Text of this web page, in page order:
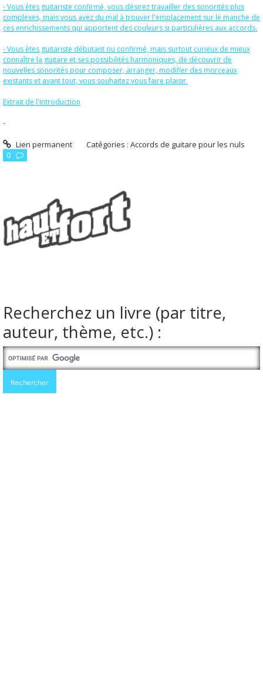
- Vous êtes guitariste confirmé, vous désirez travailler des sonorités plus
complexes, mais vous avez du mal à trouver l'emplacement sur le manche de
ces enrichissements qui apportent des couleurs si particulières aux accords.
- Vous êtes guitariste débutant ou confirmé, mais surtout curieux de mieux
connaître la guitare et ses possibilités harmoniques, de découvrir de
nouvelles sonorités pour composer, arranger, modifier des morceaux
existants et avant tout, vous souhaitez vous faire plaisir.
Extrait de l'introduction
Lien permanent Catégories :Accords de guitare pour les nuls
0
Recherchez un livre (par titre,
auteur, thème, etc.) :